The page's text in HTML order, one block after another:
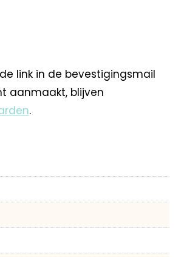
link in de bevestigingsmail
aanmaakt, blijven
.